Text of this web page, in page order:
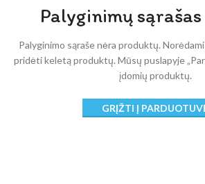
Palyginimų
Palyginimo sąraše nėra produktų.
pridėti keletą produktų. Mūsų puslapyje
įdomių produktų.
GRĮŽTI Į